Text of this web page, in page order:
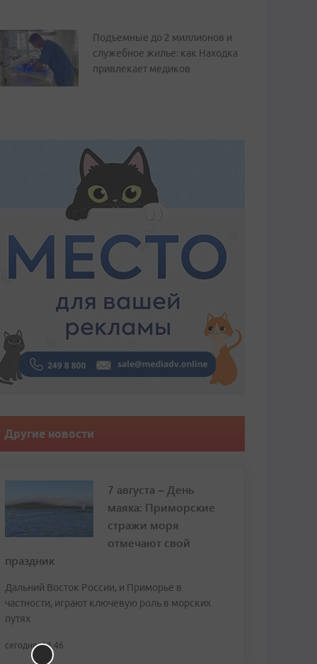
Подъемные до 2 миллионов и
служебное жилье: как Находка
привлекает медиков
Другие новости
7 августа – День
маяка: Приморские
стражи моря
отмечают свой
праздник
Дальний Восток России, и Приморье в
частности, играют ключевую роль в морских
путях
сегодня, 13:46